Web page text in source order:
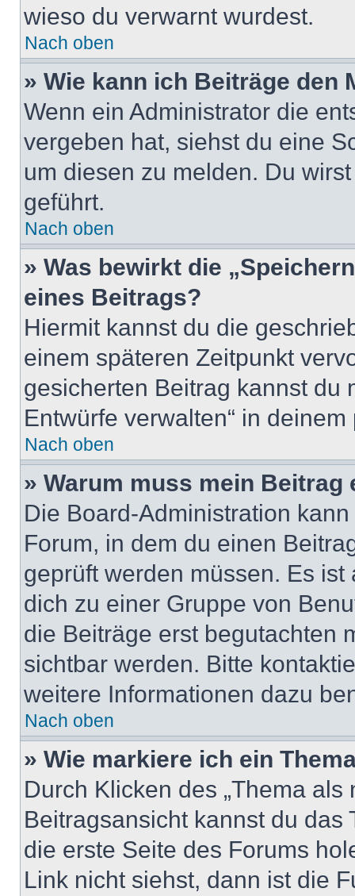
wieso du verwarnt wurdest.
Nach oben
» Wie kann ich Beiträge den
Wenn ein Administrator die
vergeben hat, siehst du eine
um diesen zu melden. Du
geführt.
Nach oben
» Was bewirkt die
eines Beitrags?
Hiermit kannst du die
einem späteren Zeitpunkt
gesicherten Beitrag kannst du
Entwürfe verwalten“ in
Nach oben
» Warum muss mein
Die Board-Administration
Forum, in dem du einen
geprüft werden müssen. Es
dich zu einer Gruppe von
die Beiträge erst begutachten
sichtbar werden. Bitte
weitere Informationen dazu
Nach oben
» Wie markiere ich ein
Durch Klicken des „Thema
Beitragsansicht kannst du
die erste Seite des Forums
Link nicht siehst, dann ist die